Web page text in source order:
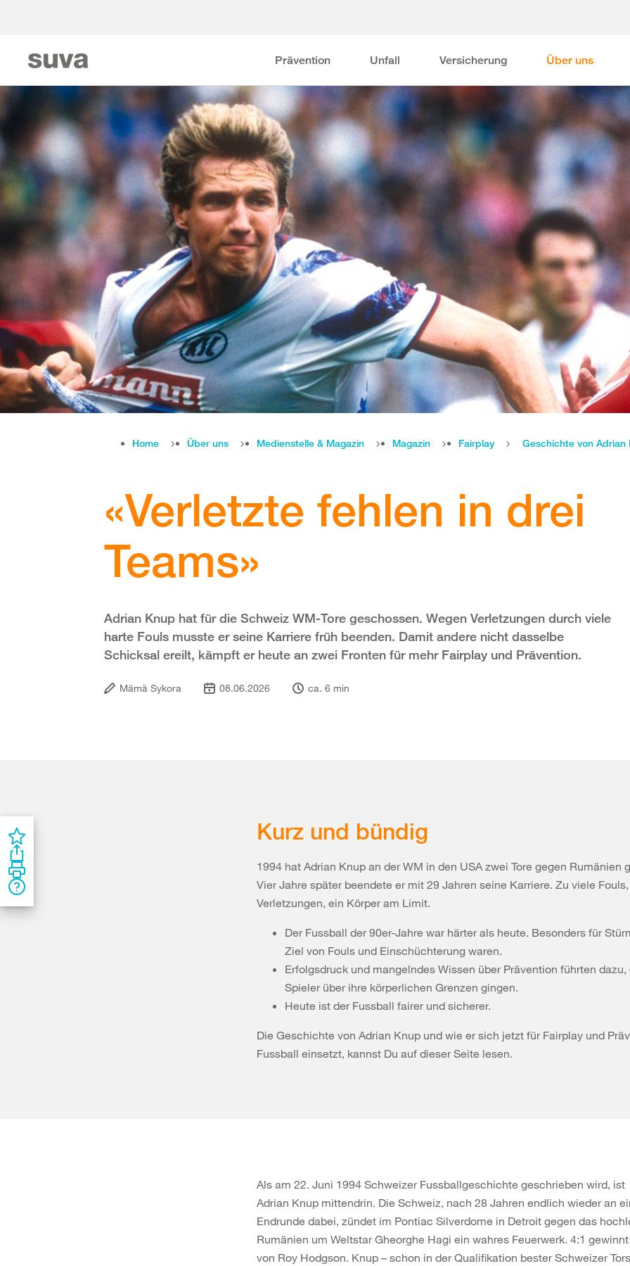
Prävention Unfall Versicherung Über uns
Home Über uns Medienstelle & Magazin Magazin Fairplay Geschichte von Adrian
«Verletzte fehlen in drei
Teams»
Adrian Knup hat für die Schweiz WM-Tore geschossen. Wegen Verletzungen durch viele
harte Fouls musste er seine Karriere früh beenden. Damit andere nicht dasselbe
Schicksal ereilt, kämpft er heute an zwei Fronten für mehr Fairplay und Prävention.
Mämä Sykora 08.06.2026 ca. 6 min
Kurz und bündig
1994 hat Adrian Knup an der WM in den USA zwei Tore gegen Rumänien
Vier Jahre später beendete er mit 29 Jahren seine Karriere. Zu viele
Verletzungen, ein Körper am Limit.
Der Fussball der 90er-Jahre war härter als heute. Besonders für
Ziel von Fouls und Einschüchterung waren.
Erfolgsdruck und mangelndes Wissen über Prävention führten
Spieler über ihre körperlichen Grenzen gingen.
Heute ist der Fussball fairer und sicherer.
Die Geschichte von Adrian Knup und wie er sich jetzt für Fairplay und
Fussball einsetzt, kannst Du auf dieser Seite lesen.
Als am 22. Juni 1994 Schweizer Fussballgeschichte geschrieben wird, ist
Adrian Knup mittendrin. Die Schweiz, nach 28 Jahren endlich wieder an
Endrunde dabei, zündet im Pontiac Silverdome in Detroit gegen das
Rumänien um Weltstar Gheorghe Hagi ein wahres Feuerwerk. 4:1
von Roy Hodgson. Knup – schon in der Qualifikation bester Schweizer